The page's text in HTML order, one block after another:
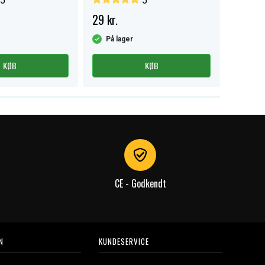
KØB
29 kr.
På lager
KØB
CE - Godkendt
KUNDESERVICE